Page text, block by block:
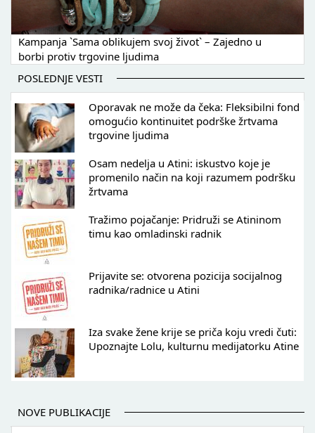
Kampanja `Sama oblikujem svoj život` – Zajedno u
borbi protiv trgovine ljudima
POSLEDNJE VESTI
Oporavak ne može da čeka: Fleksibilni fond
omogućio kontinuitet podrške žrtvama
trgovine ljudima
Osam nedelja u Atini: iskustvo koje je
promenilo način na koji razumem podršku
žrtvama
Tražimo pojačanje: Pridruži se Atininom
timu kao omladinski radnik
Prijavite se: otvorena pozicija socijalnog
radnika/radnice u Atini
Iza svake žene krije se priča koju vredi čuti:
Upoznajte Lolu, kulturnu medijatorku Atine
NOVE PUBLIKACIJE